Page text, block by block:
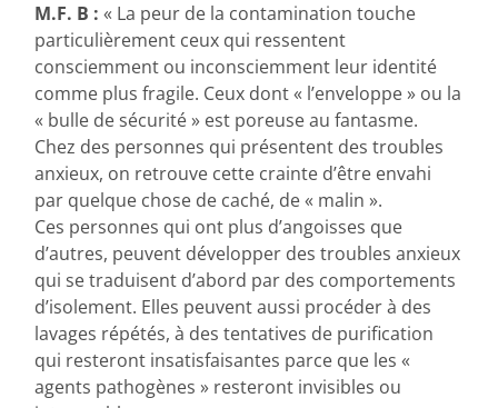
M.F. B :« La peur de la contamination touche
particulièrement ceux qui ressentent
consciemment ou inconsciemment leur identité
comme plus fragile. Ceux dont « l’enveloppe » ou la
« bulle de sécurité » est poreuse au fantasme.
Chez des personnes qui présentent des troubles
anxieux, on retrouve cette crainte d’être envahi
par quelque chose de caché, de « malin ».
Ces personnes qui ont plus d’angoisses que
d’autres, peuvent développer des troubles anxieux
qui se traduisent d’abord par des comportements
d’isolement. Elles peuvent aussi procéder à des
lavages répétés, à des tentatives de purification
qui resteront insatisfaisantes parce que les «
agents pathogènes » resteront invisibles ou